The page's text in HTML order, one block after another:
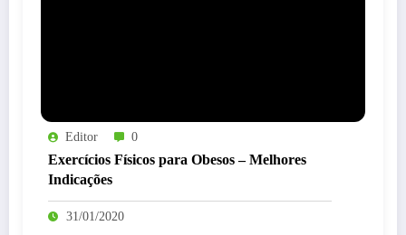
Editor 0
Exercícios Físicos para Obesos – Melhores
Indicações
31/01/2020